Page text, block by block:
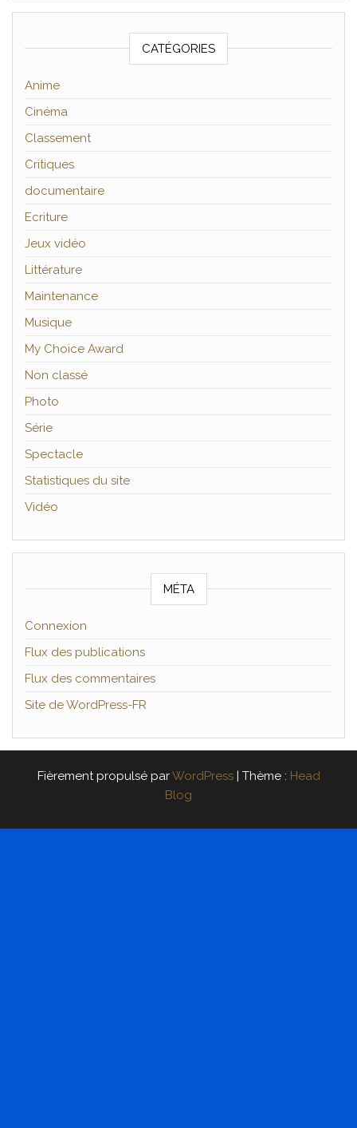
CATÉGORIES
Anime
Cinéma
Classement
Critiques
documentaire
Ecriture
Jeux vidéo
Littérature
Maintenance
Musique
My Choice Award
Non classé
Photo
Série
Spectacle
Statistiques du site
Vidéo
MÉTA
Connexion
Flux des publications
Flux des commentaires
Site de WordPress-FR
Fièrement propulsé parWordPress | Thème : Head
Blog